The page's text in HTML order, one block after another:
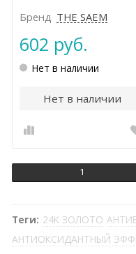
Бренд THE SAEM
602 руб.
Нет в наличии
Нет в наличии
1
Теги: 24К ЗОЛОТО
АНТИОКСИДАНТНЫЙ